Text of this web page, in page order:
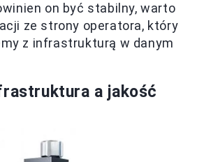
on być stabilny, warto
ze strony operatora, który
z infrastrukturą w danym
a jakość